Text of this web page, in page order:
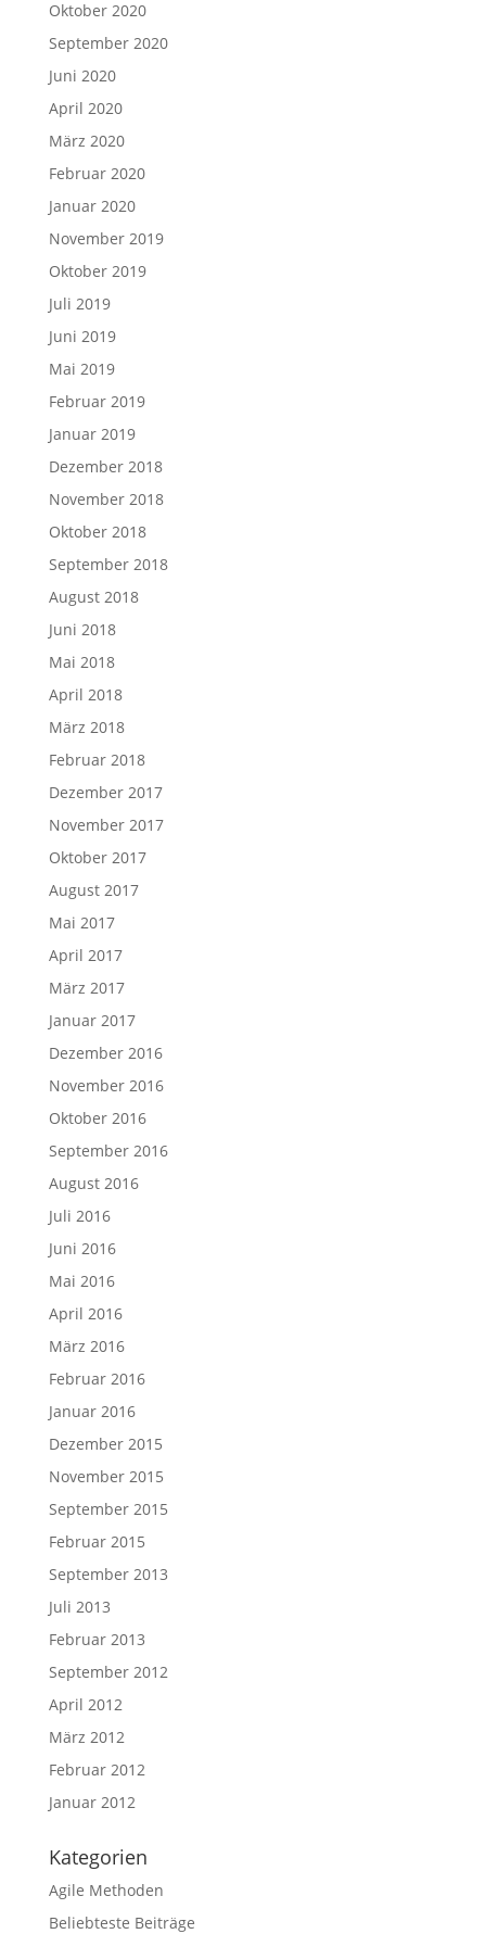
Oktober 2020
September 2020
Juni 2020
April 2020
März 2020
Februar 2020
Januar 2020
November 2019
Oktober 2019
Juli 2019
Juni 2019
Mai 2019
Februar 2019
Januar 2019
Dezember 2018
November 2018
Oktober 2018
September 2018
August 2018
Juni 2018
Mai 2018
April 2018
März 2018
Februar 2018
Dezember 2017
November 2017
Oktober 2017
August 2017
Mai 2017
April 2017
März 2017
Januar 2017
Dezember 2016
November 2016
Oktober 2016
September 2016
August 2016
Juli 2016
Juni 2016
Mai 2016
April 2016
März 2016
Februar 2016
Januar 2016
Dezember 2015
November 2015
September 2015
Februar 2015
September 2013
Juli 2013
Februar 2013
September 2012
April 2012
März 2012
Februar 2012
Januar 2012
Kategorien
Agile Methoden
Beliebteste Beiträge